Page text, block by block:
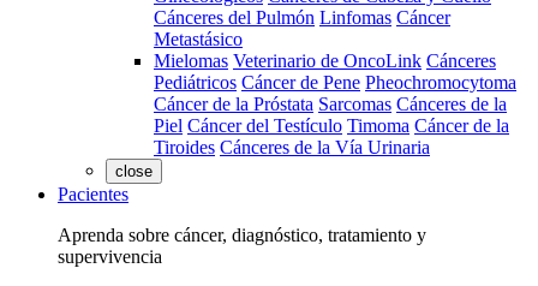
Cánceres del Pulmón Linfomas Cáncer
Metastásico
Mielomas Veterinario de OncoLink Cánceres
Pediátricos Cáncer de Pene Pheochromocytoma
Cáncer de la Próstata Sarcomas Cánceres de la
Piel Cáncer del Testículo Timoma Cáncer de la
Tiroides Cánceres de la Vía Urinaria
close
Pacientes
Aprenda sobre cáncer, diagnóstico, tratamiento y
supervivencia